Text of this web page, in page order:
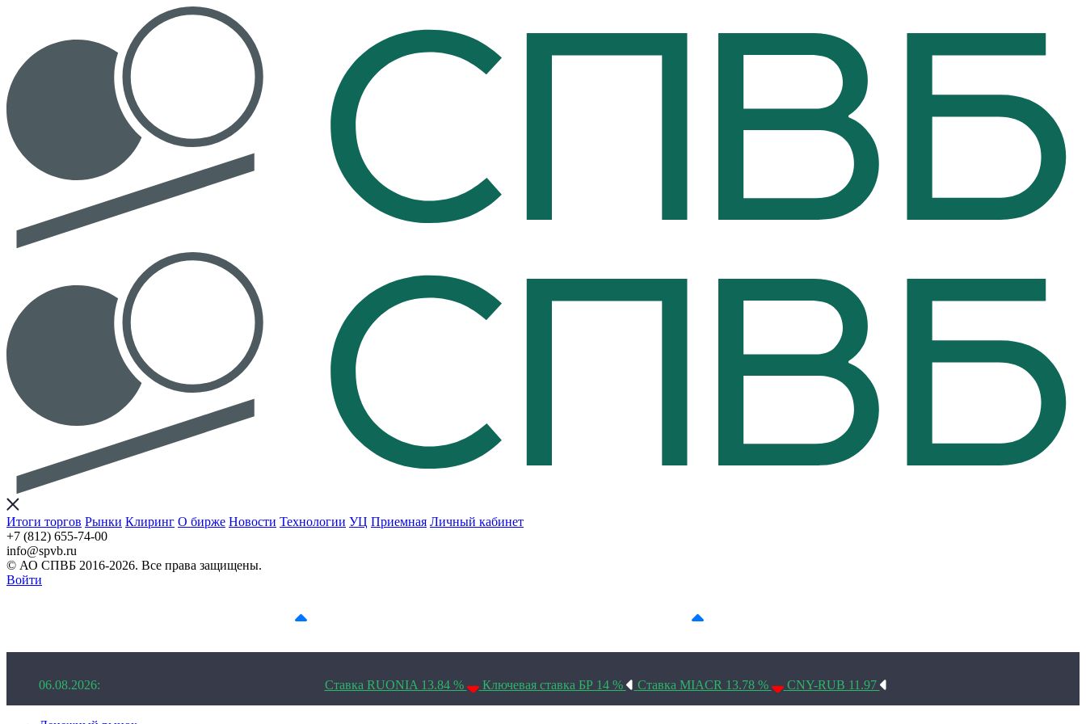
Итоги торгов Рынки Клиринг О бирже Новости Технологии УЦ Приемная Личный кабинет
+7 (812) 655-74-00
info@spvb.ru
© АО СПВБ 2016-2026. Все права защищены.
Войти
1D 20.73%
06.08.2026: Ставка RUONIA 13.84 % Ключевая ставка БР 14 % Ставка MIACR 13.78 % CNY-RUB 11.97